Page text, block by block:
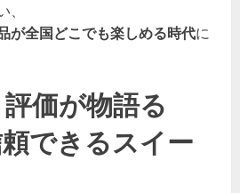
が全国どこでも楽しめる時代に
価が物語る
頼できるスイー